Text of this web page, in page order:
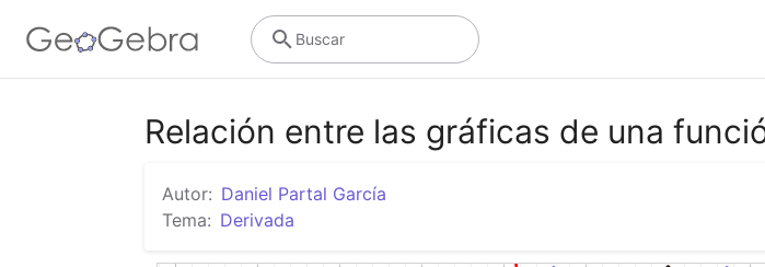
Buscar
Relación entre las gráficas de una
Autor: Daniel Partal García
Tema: Derivada